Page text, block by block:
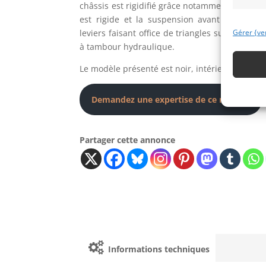
Gérer
châssis est rigidifié grâce notamment à un
est rigide et la suspension avant est
leviers faisant office de triangles
à tambour hydraulique.
Le modèle présenté est noir, intérieur cuir
Demandez une expertise de ce modèle
Partager cette annonce
Informations techniques